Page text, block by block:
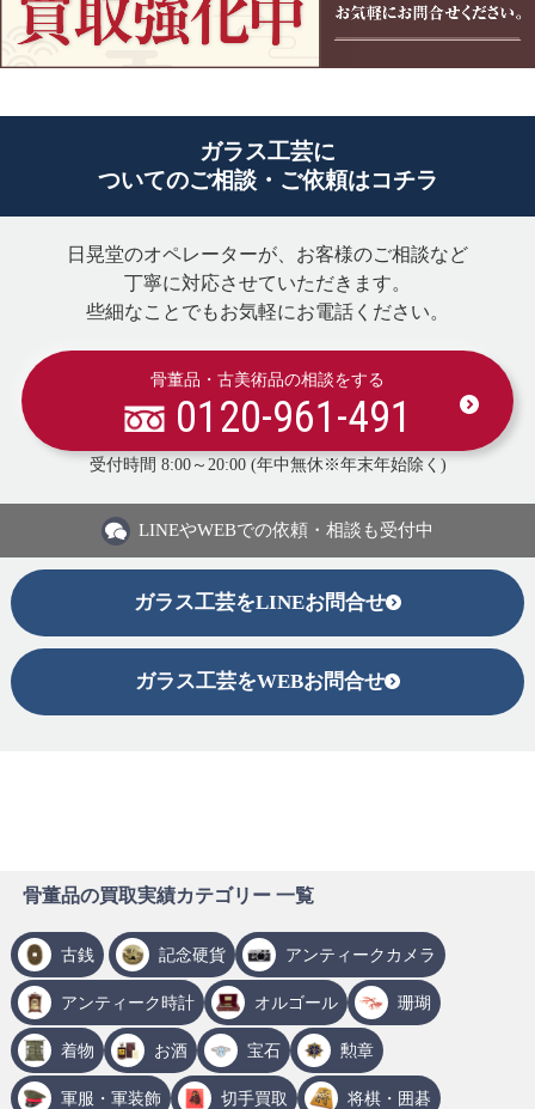
ガラス工芸に
ついてのご相談・ご依頼はコチラ
日晃堂のオペレーターが、お客様のご相談など
丁寧に対応させていただきます。
些細なことでもお気軽にお電話ください。
骨董品・古美術品の相談をする
0120-961-491
受付時間 8:00～20:00 (年中無休※年末年始除く)
LINEやWEBでの依頼・相談も受付中
ガラス工芸をLINEお問合せ
ガラス工芸をWEBお問合せ
骨董品の買取実績カテゴリー 一覧
古銭 記念硬貨 アンティークカメラ
アンティーク時計 オルゴール 珊瑚
着物 お酒 宝石 勲章
軍服・軍装飾 切手買取 将棋・囲碁